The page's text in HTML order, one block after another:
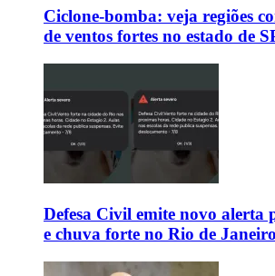
Ciclone-bomba: veja regiões
de ventos fortes no estado de
Defesa Civil emite novo alerta
e chuva forte no Rio de Janeiro